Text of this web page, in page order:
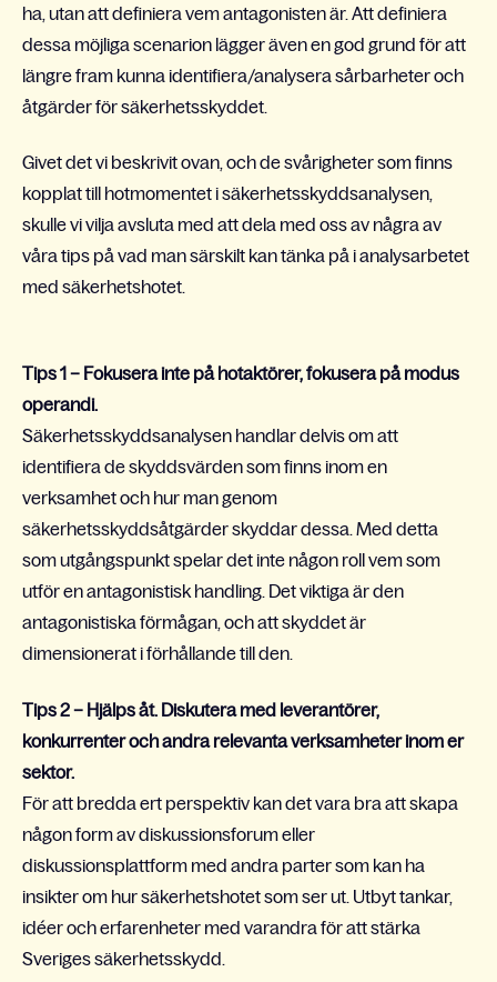
ha, utan att definiera vem antagonisten är. Att definiera
dessa möjliga scenarion lägger även en god grund för att
längre fram kunna identifiera/analysera sårbarheter och
åtgärder för säkerhetsskyddet.
Givet det vi beskrivit ovan, och de svårigheter som finns
kopplat till hotmomentet i säkerhetsskyddsanalysen,
skulle vi vilja avsluta med att dela med oss av några av
våra tips på vad man särskilt kan tänka på i analysarbetet
med säkerhetshotet.
Tips 1 – Fokusera inte på hotaktörer, fokusera på modus
operandi.
Säkerhetsskyddsanalysen handlar delvis om att
identifiera de skyddsvärden som finns inom en
verksamhet och hur man genom
säkerhetsskyddsåtgärder skyddar dessa. Med detta
som utgångspunkt spelar det inte någon roll vem som
utför en antagonistisk handling. Det viktiga är den
antagonistiska förmågan, och att skyddet är
dimensionerat i förhållande till den.
Tips 2 – Hjälps åt. Diskutera med leverantörer,
konkurrenter och andra relevanta verksamheter inom er
sektor.
För att bredda ert perspektiv kan det vara bra att skapa
någon form av diskussionsforum eller
diskussionsplattform med andra parter som kan ha
insikter om hur säkerhetshotet som ser ut. Utbyt tankar,
idéer och erfarenheter med varandra för att stärka
Sveriges säkerhetsskydd.